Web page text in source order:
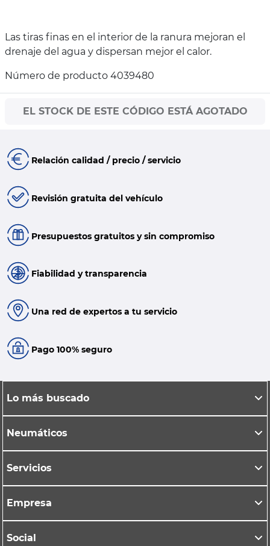
Las tiras finas en el interior de la ranura mejoran el
drenaje del agua y dispersan mejor el calor.
Número de producto 4039480
EL STOCK DE ESTE CÓDIGO ESTÁ AGOTADO
Relación calidad / precio / servicio
Revisión gratuita del vehículo
Presupuestos gratuitos y sin compromiso
Fiabilidad y transparencia
Una red de expertos a tu servicio
Pago 100% seguro
Lo más buscado
Neumáticos
Servicios
Empresa
Social